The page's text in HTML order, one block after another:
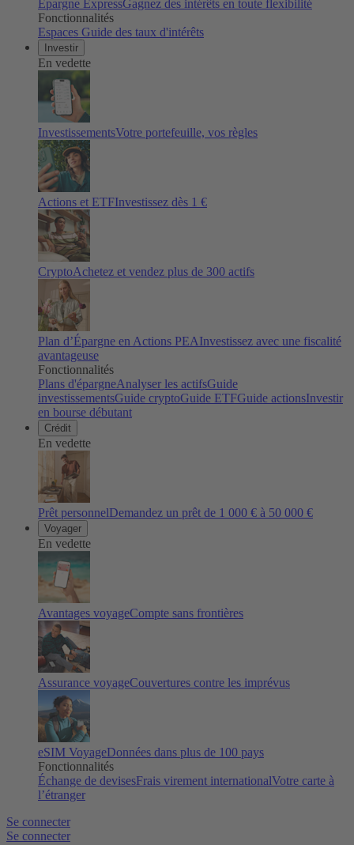
Épargne ExpressGagnez des intérêts en toute flexibilité
Fonctionnalités
Espaces Guide des taux d'intérêts
Investir
En vedette
InvestissementsVotre portefeuille, vos règles
Actions et ETFInvestissez dès 1 €
CryptoAchetez et vendez plus de 300 actifs
Plan d’Épargne en Actions PEAInvestissez avec une fiscalité
avantageuse
Fonctionnalités
Plans d'épargneAnalyser les actifsGuide
investissementsGuide cryptoGuide ETFGuide actionsInvestir
en bourse débutant
Crédit
En vedette
Prêt personnelDemandez un prêt de 1 000 € à 50 000 €
Voyager
En vedette
Avantages voyageCompte sans frontières
Assurance voyageCouvertures contre les imprévus
eSIM VoyageDonnées dans plus de 100 pays
Fonctionnalités
Échange de devisesFrais virement internationalVotre carte à
l’étranger
Se connecter
Se connecter